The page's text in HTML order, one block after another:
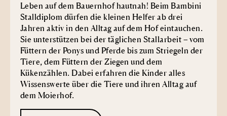
Leben auf dem Bauernhof hautnah! Beim Bambini
Stalldiplom dürfen die kleinen Helfer ab drei
Jahren aktiv in den Alltag auf dem Hof eintauchen.
Sie unterstützen bei der täglichen Stallarbeit – vom
Füttern der Ponys und Pferde bis zum Striegeln der
Tiere, dem Füttern der Ziegen und dem
Kükenzählen. Dabei erfahren die Kinder alles
Wissenswerte über die Tiere und ihren Alltag auf
dem Moierhof.